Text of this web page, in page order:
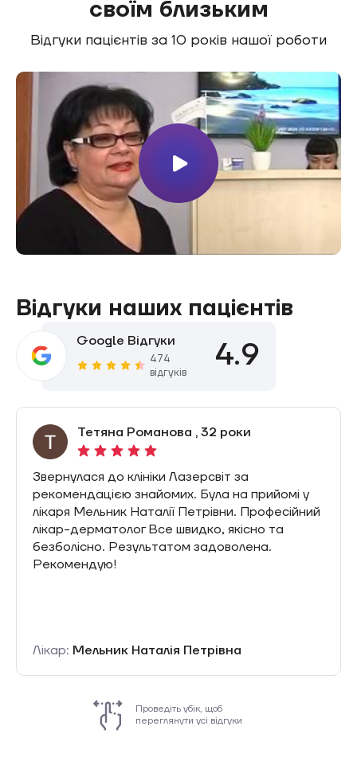
своїм близьким
Відгуки пацієнтів за 10 років нашої роботи
Відгуки наших пацієнтів
Google Відгуки
474
відгуків
4.9
прийомі у
Професійний
та
Тетяна Сорока , 28 років
Звернувшись на прийом в клініку
була задоволена якістю
професіоналізмом персоналу.
у Гальченко Олени Петрівни, яка
поставила діагноз та якісно
Лікар: Гальченко Олена
Проведіть убік, щоб
переглянути усі відгуки